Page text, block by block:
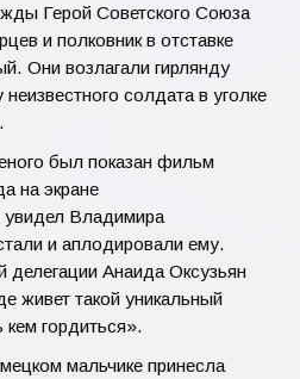
Герой Советского Союза
и полковник в отставке
Они возлагали гирлянду
солдата в уголке
был показан фильм
на экране
увидел Владимира
и аплодировали ему.
делегации Анаида Оксузьян
живет такой уникальный
кем гордиться».
мальчике принесла